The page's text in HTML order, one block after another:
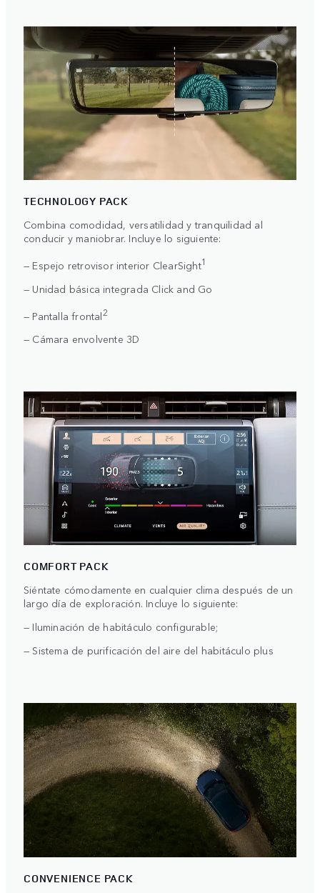
TECHNOLOGY PACK
Combina comodidad, versatilidad y tranquilidad al
conducir y maniobrar. Incluye lo siguiente:
— Espejo retrovisor interior ClearSight1
— Unidad básica integrada Click and Go
— Pantalla frontal2
— Cámara envolvente 3D
COMFORT PACK
Siéntate cómodamente en cualquier clima después de un
largo día de exploración. Incluye lo siguiente:
— Iluminación de habitáculo configurable;
— Sistema de purificación del aire del habitáculo plus
CONVENIENCE PACK